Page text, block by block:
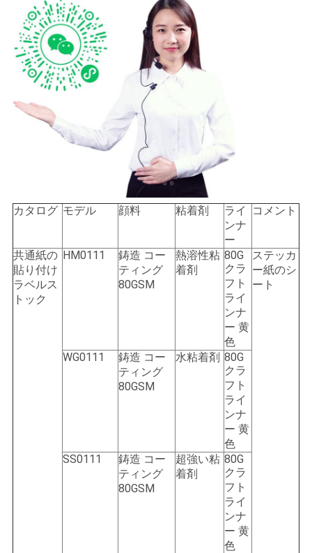
カタログ モデル 顔料 粘着剤
ライ
ンナ
ー
コメント
共通紙の
貼り付け
ラベルス
トック
HM0111
鋳造 コー
ティング
80GSM
熱溶性粘
着剤
80G
クラ
フト
ライ
ンナ
ー 黄
色
ステッカ
ー紙のシ
ート
WG0111
鋳造 コー
ティング
80GSM
水粘着剤 80G
クラ
フト
ライ
ンナ
ー 黄
色
SS0111
鋳造 コー
ティング
80GSM
超強い粘
着剤
80G
クラ
フト
ライ
ンナ
ー 黄
色